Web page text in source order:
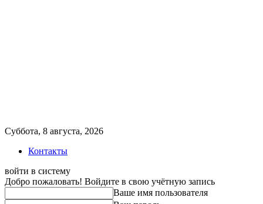
Суббота, 8 августа, 2026
Контакты
войти в систему
Добро пожаловать! Войдите в свою учётную запись
Ваше имя пользователя